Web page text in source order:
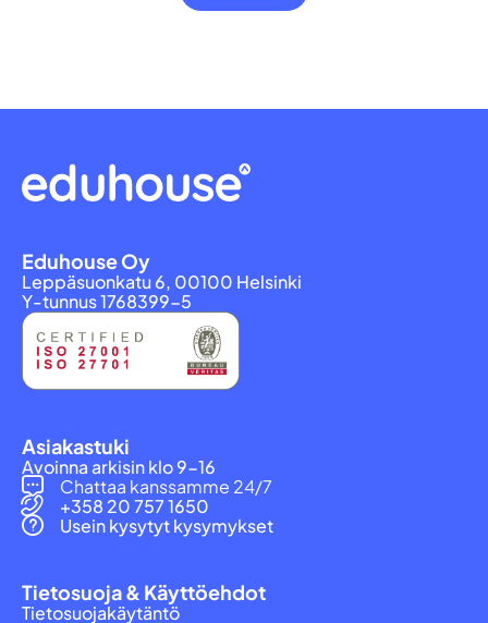
Eduhouse Oy
Leppäsuonkatu 6, 00100 Helsinki
Y-tunnus 1768399-5
Asiakastuki
Avoinna arkisin klo 9-16
Chattaa kanssamme 24/7
+358 20 757 1650
Usein kysytyt kysymykset
Tietosuoja & Käyttöehdot
Tietosuojakäytäntö